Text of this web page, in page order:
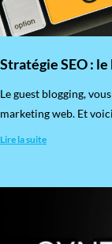
Stratégie SEO :
​Le guest blogging,
marketing web. Et
Lire la suite